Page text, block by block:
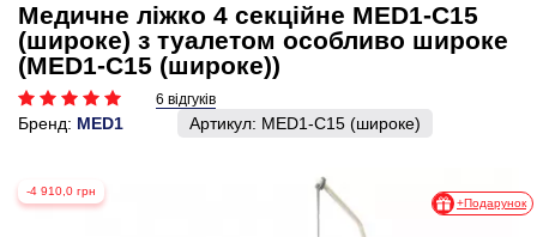
Медичне ліжко 4 секційне MED1-C15
(широке) з туалетом особливо широке
(MED1-C15 (широке))
6 відгуків
Бренд: MED1 Артикул: MED1-C15 (широке)
-4 910,0 грн
+Подарунок